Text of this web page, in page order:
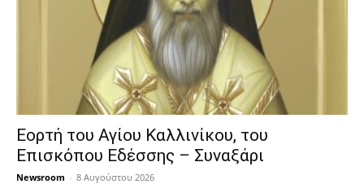
Εορτή του Αγίου Καλλινίκου, του
Επισκόπου Εδέσσης – Συναξάρι
Newsroom - 8 Αυγούστου 2026